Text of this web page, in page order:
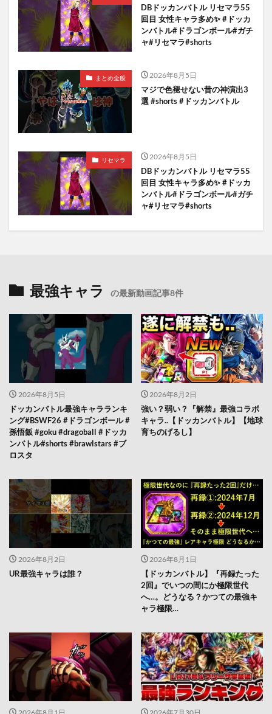
DBドッカンバトル リセマラ55
回目 女性キャラ多め✨️ #ドッカ
ンバトル#ドラゴンボール#ガチ
ャ#リセマラ#shorts
まとめ全般 2026年8月5日
マジで色褪せない昔の神演出3
選 #shorts #ドッカンバトル
リセマラ 2026年8月5日
DBドッカンバトル リセマラ55
回目 女性キャラ多め✨️ #ドッカ
ンバトル#ドラゴンボール#ガチ
ャ#リセマラ#shorts
最強キャラ の最新動画記事8件
2026年8月5日
ドッカンバトル最強キャラランキ
ング#BSWF26 #ドラゴンボール #
孫悟飯 #goku #dragoball #ドッカ
ンバトル#shorts #brawlstars #ブ
ロスタ
2026年8月2日
強い？弱い？『解禁』最強コラボ
キャラ..【ドッカンバトル】【地球
育ちのげるし】
2026年8月2日
UR最強キャラは誰？
2026年8月1日
【ドッカンバトル】『再録たった
2回』でいつの間にか極限世代
へ…。どうなる？かつての最強キ
ャラ極限…